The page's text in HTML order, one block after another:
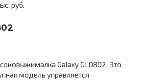
руб.
Galaxy GL0802. Это
модель управляется